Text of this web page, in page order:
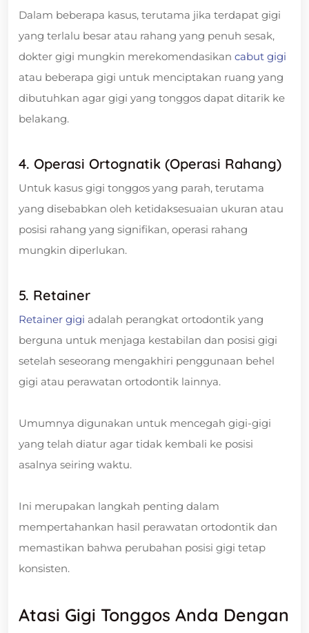
Dalam beberapa kasus, terutama jika terdapat gigi
yang terlalu besar atau rahang yang penuh sesak,
dokter gigi mungkin merekomendasikan cabut gigi
atau beberapa gigi untuk menciptakan ruang yang
dibutuhkan agar gigi yang tonggos dapat ditarik ke
belakang.
4. Operasi Ortognatik (Operasi Rahang)
Untuk kasus gigi tonggos yang parah, terutama
yang disebabkan oleh ketidaksesuaian ukuran atau
posisi rahang yang signifikan, operasi rahang
mungkin diperlukan.
5. Retainer
Retainer gigi adalah perangkat ortodontik yang
berguna untuk menjaga kestabilan dan posisi gigi
setelah seseorang mengakhiri penggunaan behel
gigi atau perawatan ortodontik lainnya.
Umumnya digunakan untuk mencegah gigi-gigi
yang telah diatur agar tidak kembali ke posisi
asalnya seiring waktu.
Ini merupakan langkah penting dalam
mempertahankan hasil perawatan ortodontik dan
memastikan bahwa perubahan posisi gigi tetap
konsisten.
Atasi Gigi Tonggos Anda Dengan